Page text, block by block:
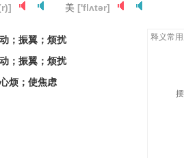
美 ['flʌtər]
；振翼；烦扰
；振翼；烦扰
烦；使焦虑
释义常